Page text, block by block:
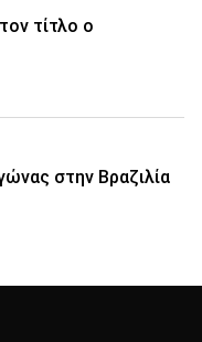
τίτλο ο
στην Βραζιλία